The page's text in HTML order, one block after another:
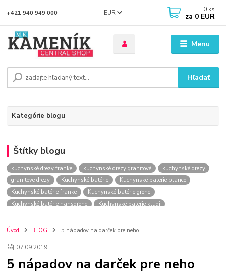
Menu
EUR
Hľadať
+421 940 949 000 0 ks
za 0 EUR
Kategórie blogu
Štítky blogu
kuchynské drezy franke kuchynské drezy granitové
kuchynské drezy
granitove drezy
Kuchynské batérie
Kuchynské batérie blanco
Kuchynské batérie franke
Kuchynské batérie grohe
Kuchynské batérie hansgrohe
Kuchynské batérie kludi
kuchynské batérie sagittarius
kuchynské batérie
kuchynské drezy sety
kúpelňové batérie
vodovodné batérie do kúpelne kuchynske
drez
Úvod BLOG 5 nápadov na darček pre neho
07.09.2019
5 nápadov na darček pre neho